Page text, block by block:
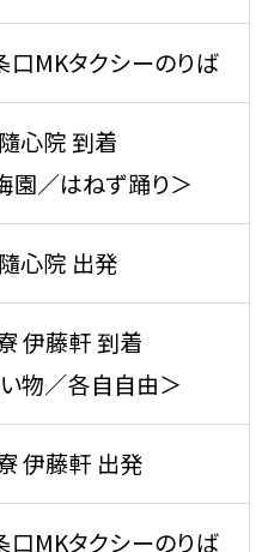
口MKタクシーのりば
隨心院 到着
園／はねず踊り＞
隨心院 出発
伊藤軒 到着
物／各自自由＞
伊藤軒 出発
口MKタクシーのりば